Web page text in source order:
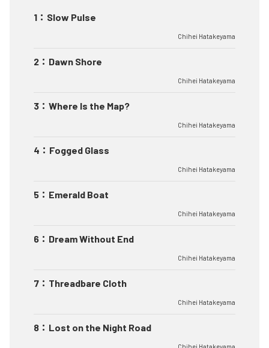
1 ： Slow Pulse
Chihei Hatakeyama
2 ： Dawn Shore
Chihei Hatakeyama
3 ： Where Is the Map?
Chihei Hatakeyama
4 ： Fogged Glass
Chihei Hatakeyama
5 ： Emerald Boat
Chihei Hatakeyama
6 ： Dream Without End
Chihei Hatakeyama
7 ： Threadbare Cloth
Chihei Hatakeyama
8 ： Lost on the Night Road